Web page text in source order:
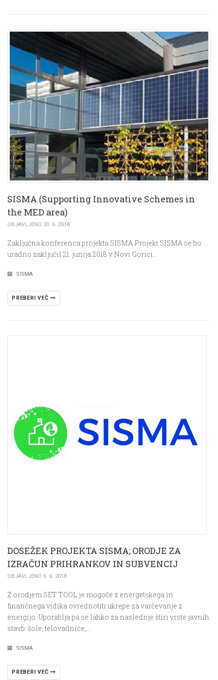
SISMA (Supporting Innovative Schemes in
the MED area)
OBJAVLJENO 20. 6. 2018
Zaključna konferenca projekta SISMA Projekt SISMA se bo
uradno zaključil 21. junija 2018 v Novi Gorici…
SISMA
PREBERI VEČ
DOSEŽEK PROJEKTA SISMA; ORODJE ZA
IZRAČUN PRIHRANKOV IN SUBVENCIJ
OBJAVLJENO 6. 6. 2018
Z orodjem SET TOOL je mogoče z energetskega in
finančnega vidika ovrednotiti ukrepe za varčevanje z
energijo. Uporablja pa se lahko za naslednje štiri vrste javnih
stavb: šole, telovadnice,…
SISMA
PREBERI VEČ